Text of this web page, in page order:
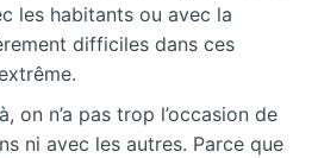
les habitants ou avec la
difficiles dans ces
on n’a pas trop l’occasion de
ni avec les autres. Parce que